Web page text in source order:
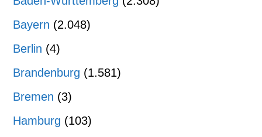
Bayern (2.048)
Berlin (4)
Brandenburg (1.581)
Bremen (3)
Hamburg (103)